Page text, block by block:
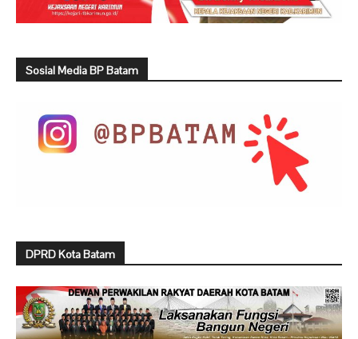
Sosial Media BP Batam
DPRD Kota Batam